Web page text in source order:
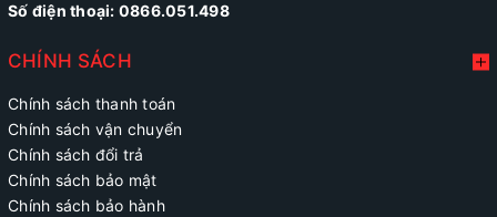
Số điện thoại: 0866.051.498
CHÍNH SÁCH
Chính sách thanh toán
Chính sách vận chuyển
Chính sách đổi trả
Chính sách bảo mật
Chính sách bảo hành